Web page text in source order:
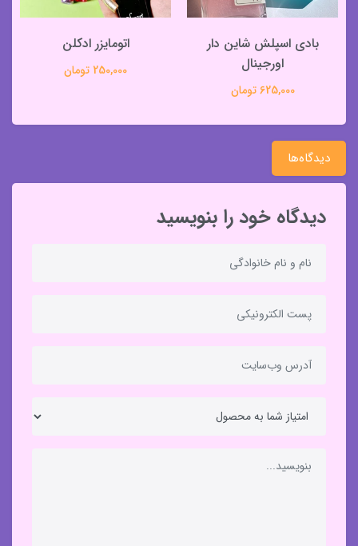
بادی اسپلش شاین دار
اورجینال
625,000 تومان
اتومایزر ادکلن
250,000 تومان
دیدگاه‌ها
دیدگاه خود را بنویسید